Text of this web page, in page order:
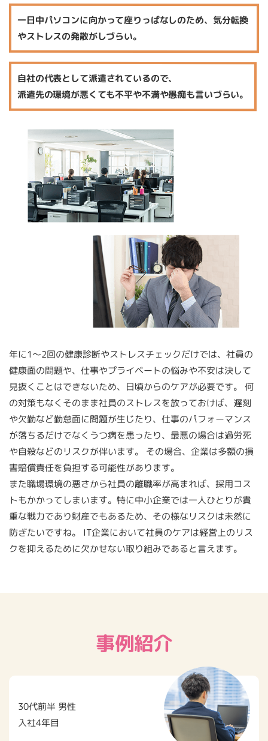
一日中パソコンに向かって座りっぱなしのため、 気分転換
やストレスの発散がしづらい。
自社の代表として派遣されているので、
派遣先の環境が悪くても不平や不満や愚痴も言いづらい。
年に1～2回の健康診断やストレスチェックだけでは、社員の
健康面の問題や、仕事やプライベートの悩みや不安は決して
見抜くことはできないため、日頃からのケアが必要です。 何
の対策もなくそのまま社員のストレスを放っておけば、遅刻
や欠勤など勤怠面に問題が生じたり、仕事のパフォーマンス
が落ちるだけでなくうつ病を患ったり、最悪の場合は過労死
や自殺などのリスクが伴います。 その場合、企業は多額の損
害賠償責任を負担する可能性があります。
また職場環境の悪さから社員の離職率が高まれば、採用コス
トもかかってしまいます。特に中小企業では一人ひとりが貴
重な戦力であり財産でもあるため、その様なリスクは未然に
防ぎたいですね。 IT企業において社員のケアは経営上のリス
クを抑えるために欠かせない取り組みであると言えます。
事例紹介
30代前半 男性
⼊社4年⽬